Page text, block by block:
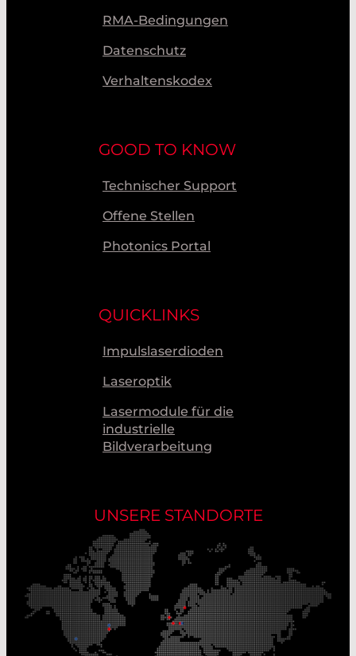
RMA-Bedingungen
Datenschutz
Verhaltenskodex
GOOD TO KNOW
Technischer Support
Offene Stellen
Photonics Portal
QUICKLINKS
Impulslaserdioden
Laseroptik
Lasermodule für die
industrielle
Bildverarbeitung
UNSERE STANDORTE